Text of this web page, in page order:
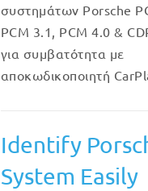
συστημάτων Porsche
PCM 3.1, PCM 4.0 &
για συμβατότητα με
αποκωδικοποιητή
Identify
System Easily